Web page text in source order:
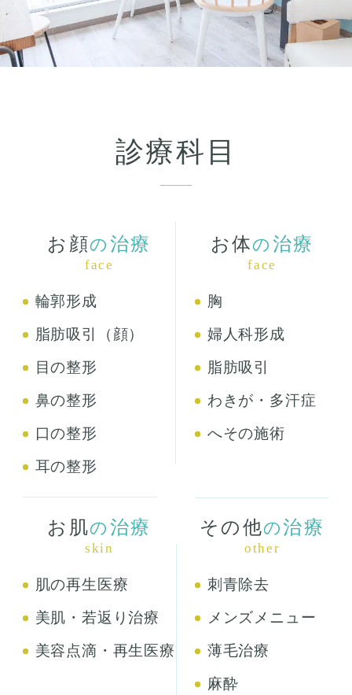
診療科目
お顔の 治療
face
輪郭形成
脂肪吸引（顔）
目の整形
鼻の整形
口の整形
耳の整形
お体の 治療
face
胸
婦人科形成
脂肪吸引
わきが・多汗症
へその施術
お肌の 治療
skin
肌の再生医療
美肌・若返り治療
美容点滴・再生医療
その他の治療
other
刺青除去
メンズメニュー
薄毛治療
麻酔